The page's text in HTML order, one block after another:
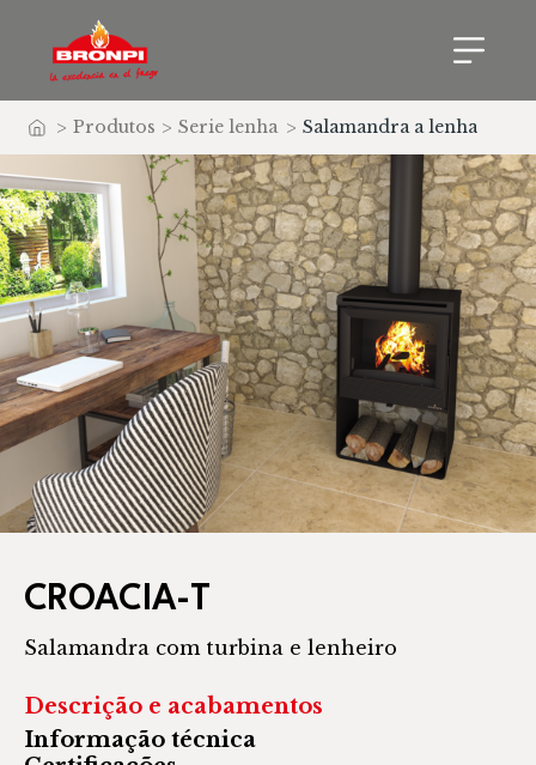
Início
> Produtos > Serie lenha > Salamandra a lenha
CROACIA-T
Salamandra com turbina e lenheiro
Descrição e acabamentos
Informação técnica